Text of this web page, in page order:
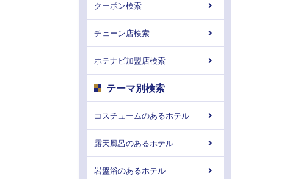
クーポン検索
チェーン店検索
ホテナビ加盟店検索
テーマ別検索
コスチュームのあるホテル
露天風呂のあるホテル
岩盤浴のあるホテル